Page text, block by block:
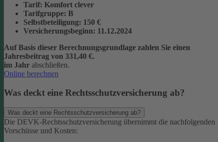
Tarif: Komfort clever
Tarifgruppe: B
Selbstbeteiligung: 150 €
Versicherungsbeginn: 11.12.2024
Auf Basis dieser Berechnungsgrundlage zahlen Sie einen
Jahresbeitrag von 331,40 €.
im Jahr abschließen.
Online berechnen
Was deckt eine Rechtsschutzversicherung ab?
Was deckt eine Rechtsschutzversicherung ab?
Die DEVK-Rechtsschutzversicherung übernimmt die nachfolgenden
Vorschüsse und Kosten: